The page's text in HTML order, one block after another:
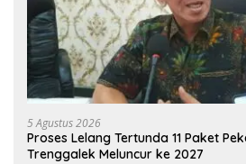
5 Agustus 2026
Proses Lelang Tertunda 11 Paket
Trenggalek Meluncur ke 2027